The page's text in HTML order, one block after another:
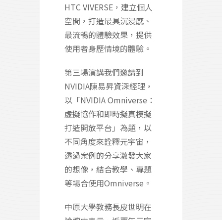
HTC VIVERSE，建立個人
空間，打造最具沉浸感、
最流暢的體驗效果，提供
使用者身歷情境的體驗。
第三場演講我們邀請到
NVIDIA陳易昇資深經理，
以「NVIDIA Omniverse：
虛擬協作和即時擬真模擬
打造開放平台」為題，以
不同角度來詮釋元宇宙，
透過案例的分享激發大家
的想像，結合教學、專題
等場合使用Omniverse。
中原大學教務長皮世明在